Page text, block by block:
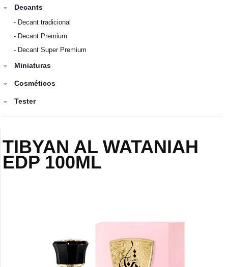
Decants
- Decant tradicional
- Decant Premium
- Decant Super Premium
Miniaturas
Cosméticos
Tester
TIBYAN AL WATANIAH
EDP 100ML